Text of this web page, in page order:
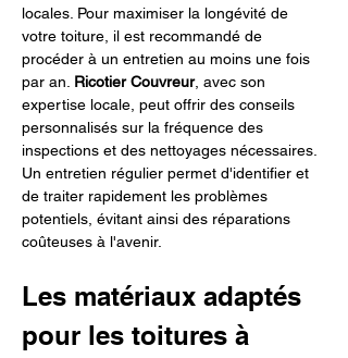
locales. Pour maximiser la longévité de
votre toiture, il est recommandé de
procéder à un entretien au moins une fois
par an. Ricotier Couvreur, avec son
expertise locale, peut offrir des conseils
personnalisés sur la fréquence des
inspections et des nettoyages nécessaires.
Un entretien régulier permet d'identifier et
de traiter rapidement les problèmes
potentiels, évitant ainsi des réparations
coûteuses à l'avenir.
Les matériaux adaptés
pour les toitures à